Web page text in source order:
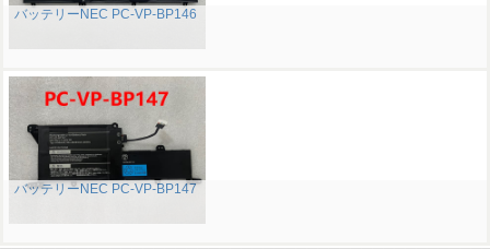
バッテリーNEC PC-VP-BP146
バッテリーNEC PC-VP-BP147